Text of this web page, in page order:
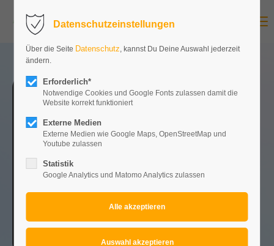
Datenschutzeinstellungen
Über die Seite Datenschutz, kannst Du Deine Auswahl jederzeit
ändern.
Erforderlich*
Notwendige Cookies und Google Fonts zulassen damit die
Website korrekt funktioniert
Externe Medien
Externe Medien wie Google Maps, OpenStreetMap und
Youtube zulassen
Statistik
Google Analytics und Matomo Analytics zulassen